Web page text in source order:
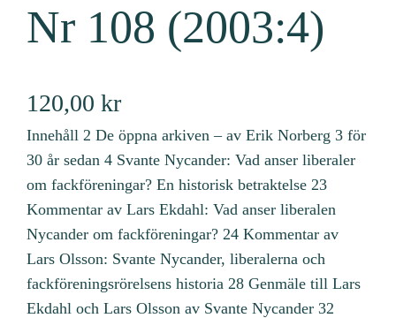
Nr 108 (2003:4)
120,00kr
Innehåll 2 De öppna arkiven – av Erik Norberg 3 för
30 år sedan 4 Svante Nycander: Vad anser liberaler
om fackföreningar? En historisk betraktelse 23
Kommentar av Lars Ekdahl: Vad anser liberalen
Nycander om fackföreningar? 24 Kommentar av
Lars Olsson: Svante Nycander, liberalerna och
fackföreningsrörelsens historia 28 Genmäle till Lars
Ekdahl och Lars Olsson av Svante Nycander 32